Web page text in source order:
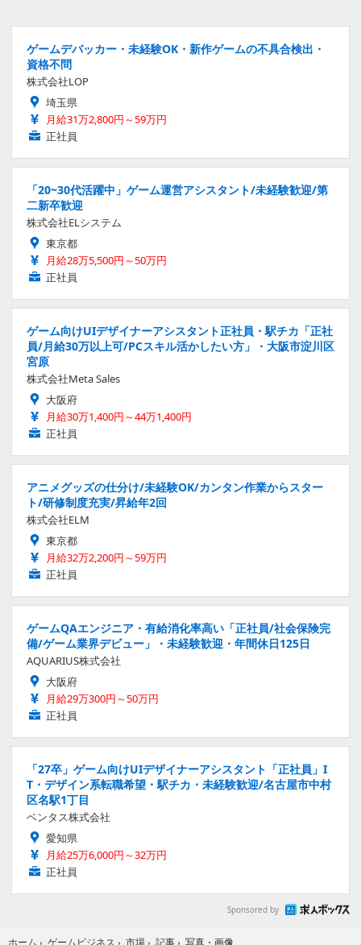
ゲームデバッカー・未経験OK・新作ゲームの不具合検出・
資格不問
株式会社LOP
埼玉県
月給31万2,800円～59万円
正社員
「20~30代活躍中」ゲーム運営アシスタント/未経験歓迎/第
二新卒歓迎
株式会社ELシステム
東京都
月給28万5,500円～50万円
正社員
ゲーム向けUIデザイナーアシスタント正社員・駅チカ「正社
員/月給30万以上可/PCスキル活かしたい方」・大阪市淀川区
宮原
株式会社Meta Sales
大阪府
月給30万1,400円～44万1,400円
正社員
アニメグッズの仕分け/未経験OK/カンタン作業からスター
ト/研修制度充実/昇給年2回
株式会社ELM
東京都
月給32万2,200円～59万円
正社員
ゲームQAエンジニア・有給消化率高い「正社員/社会保険完
備/ゲーム業界デビュー」・未経験歓迎・年間休日125日
AQUARIUS株式会社
大阪府
月給29万300円～50万円
正社員
「27卒」ゲーム向けUIデザイナーアシスタント「正社員」I
T・デザイン系転職希望・駅チカ・未経験歓迎/名古屋市中村
区名駅1丁目
ベンタス株式会社
愛知県
月給25万6,000円～32万円
正社員
Sponsored by
ホーム › ゲームビジネス › 市場 › 記事 › 写真・画像